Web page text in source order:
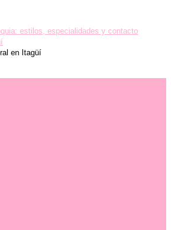
estilos, especialidades y contacto
en Itagüí